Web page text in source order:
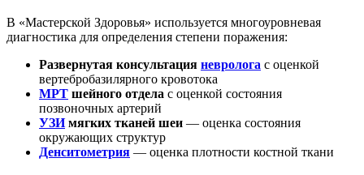
В «Мастерской Здоровья» используется многоуровневая
диагностика для определения степени поражения:
Развернутая консультация невролога с оценкой
вертебробазилярного кровотока
МРТ шейного отдела с оценкой состояния
позвоночных артерий
УЗИмягких тканей шеи — оценка состояния
окружающих структур
Денситометрия — оценка плотности костной ткани